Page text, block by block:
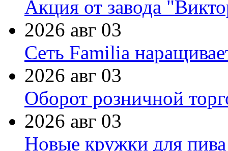
Акция от завода
2026 авг 03
Сеть Familia
2026 авг 03
Оборот розничной
2026 авг 03
Новые кружки для